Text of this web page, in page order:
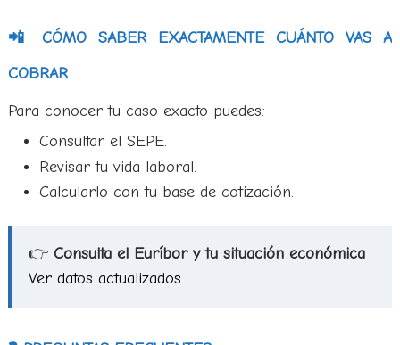
📲 CÓMO SABER EXACTAMENTE CUÁNTO VAS A
COBRAR
Para conocer tu caso exacto puedes:
Consultar el SEPE.
Revisar tu vida laboral.
Calcularlo con tu base de cotización.
👉 Consulta el Euríbor y tu situación económica
Ver datos actualizados